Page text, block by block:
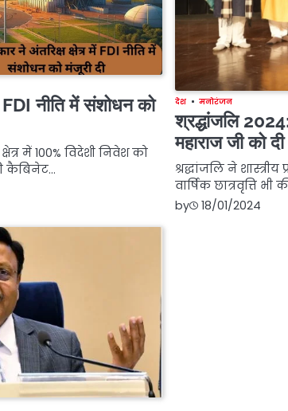
FDI नीति में संशोधन को
में 100% विदेशी निवेश को
कैबिनेट…
देश मनोरंजन
श्रद्धांजलि
महाराज जी को
श्रद्धांजलि ने
वार्षिक छात्रवृत्ति
by
18/01/2024